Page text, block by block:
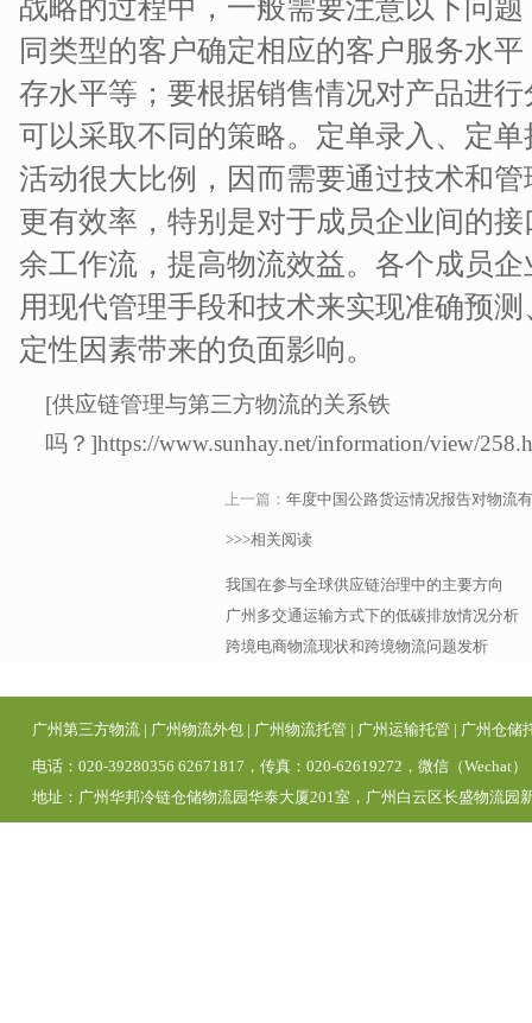
战略的过程中，一般需要注意以下问
同类型的客户确定相应的客户服务水
存水平等；要根据销售情况对产品进
可以采取不同的策略。定单录入、定
活动很大比例，因而需要通过技术和
更有效率，特别是对于成员企业间的
余工作流，提高物流效益。各个成员
用现代管理手段和技术来实现准确预
定性因素带来的负面影响。
[供应链管理与第三方物流的关系铁
吗？]https://www.sunhay.net/information/view/
上一篇：年度中国公路货运情况报告对物流
>>>相关阅读
我国在参与全球供应链治理中的主要方向
广州多交通运输方式下的低碳排放情况分析
跨境电商物流现状和跨境物流问题发析
广州第三方物流 | 广州物流外包 | 广州物流托管 | 广州运输托管 | 广州仓储
电话：020-39280356 62671817，传真：020-62619272，微信（Wechat
地址：广州华邦冷链仓储物流园华泰大厦201室，广州白云区长盛物流园